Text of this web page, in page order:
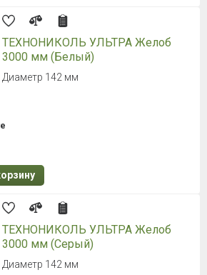
ТЕХНОНИКОЛЬ УЛЬТРА Желоб
3000 мм (Белый)
Диаметр 142 мм
ТЕХНОНИКОЛЬ УЛЬТРА Желоб
3000 мм (Серый)
Диаметр 142 мм